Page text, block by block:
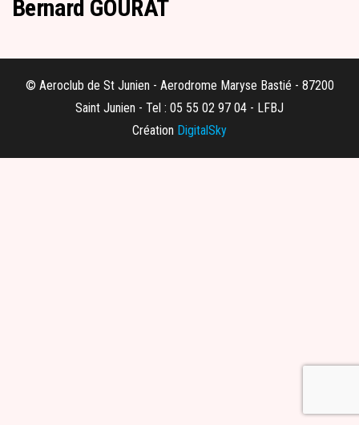
Bernard GOURAT
© Aeroclub de St Junien - Aerodrome Maryse Bastié - 87200
Saint Junien - Tel : 05 55 02 97 04 - LFBJ
Création DigitalSky